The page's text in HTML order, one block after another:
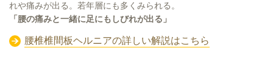
れや痛みが出る。若年層にも多くみられる。
「腰の痛みと一緒に足にもしびれが出る」
腰椎椎間板ヘルニアの詳しい解説はこちら